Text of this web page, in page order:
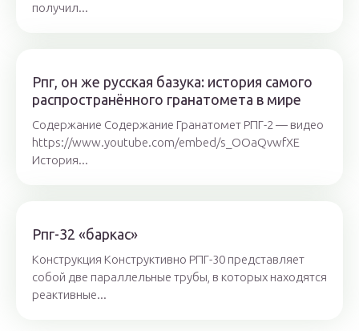
получил...
Рпг, он же русская базука: история самого
распространённого гранатомета в мире
Содержание Содержание Гранатомет РПГ-2 — видео
https://www.youtube.com/embed/s_OOaQvwfXE
История...
Рпг-32 «баркас»
Конструкция Конструктивно РПГ-30 представляет
собой две параллельные трубы, в которых находятся
реактивные...